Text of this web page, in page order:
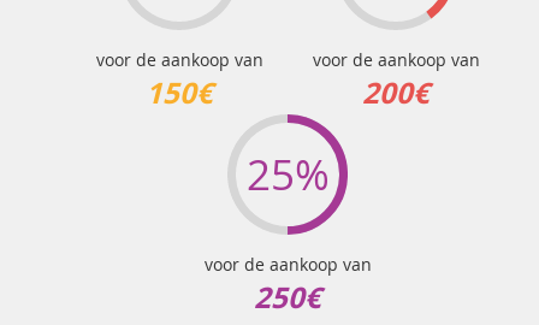
voor de aankoop van
150€
voor de aankoop van
200€
25%
voor de aankoop van
250€